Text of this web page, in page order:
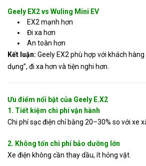
Geely EX2 vs Wuling Mini EV
EX2 mạnh hơn
Đi xa hơn
An toàn hơn
Kết luận: Geely EX2 phù hợp với khách
dụng”, đi xa hơn và tiện nghi hơn.
Ưu điểm nổi bật của Geely E.X2
1. Tiết kiệm chi phí vận hành
Chi phí sạc điện chỉ bằng 20–30% so với xe
2. Không tốn chi phí bảo dưỡng lớn
Xe điện không cần thay dầu, ít hỏng vặt.